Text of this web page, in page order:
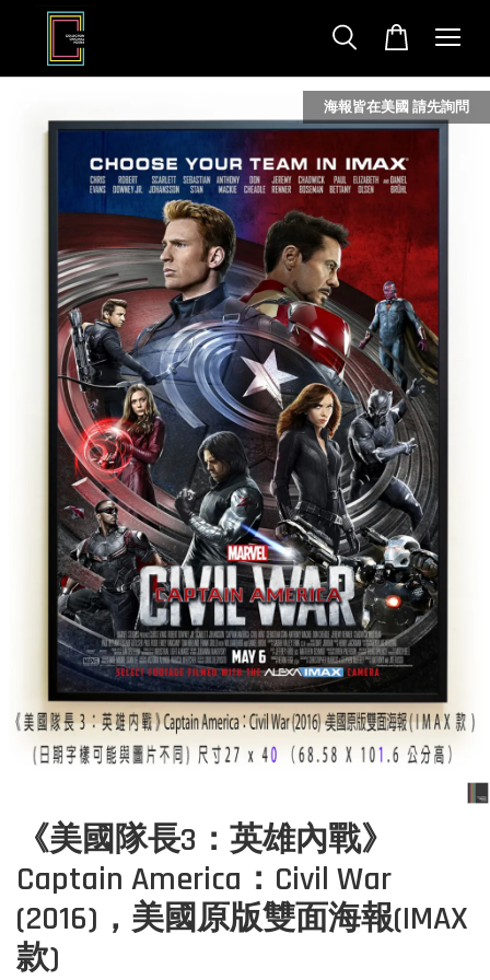
海報皆在美國 請先詢問
《美國隊長3：英雄內戰》
Captain America：Civil War
(2016)，美國原版雙面海報(IMAX
款)